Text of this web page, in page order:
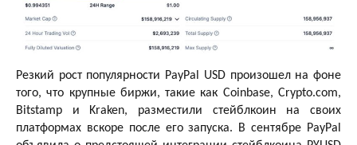
Резкий рост популярности PayPal USD произошел на фоне
того, что крупные биржи, такие как Coinbase, Crypto.com,
Bitstamp и Kraken, разместили стейблкоин на своих
платформах вскоре после его запуска. В сентябре PayPal